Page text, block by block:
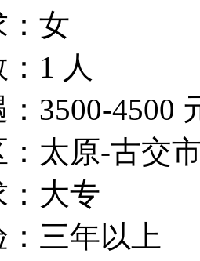
：女
1 人
3500-4500
太原-古交
：大专
三年以上